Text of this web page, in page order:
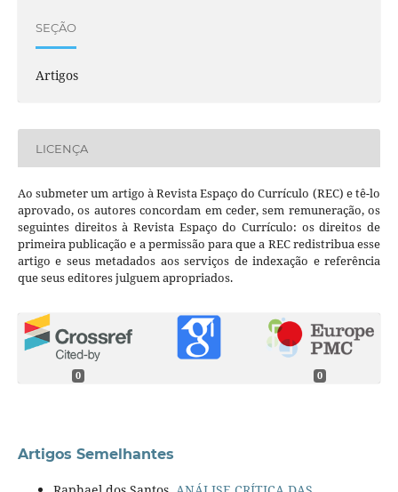
SEÇÃO
Artigos
LICENÇA
Ao submeter um artigo à Revista Espaço do Currículo (REC) e tê-lo
aprovado, os autores concordam em ceder, sem remuneração, os
seguintes direitos à Revista Espaço do Currículo: os direitos de
primeira publicação e a permissão para que a REC redistribua esse
artigo e seus metadados aos serviços de indexação e referência
que seus editores julguem apropriados.
0 0
Artigos Semelhantes